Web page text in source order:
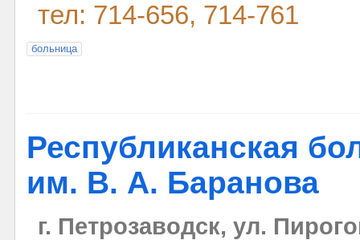
тел: 714-656, 714-761
больница
Республиканская
им. В. А. Баранова
г. Петрозаводск, ул.